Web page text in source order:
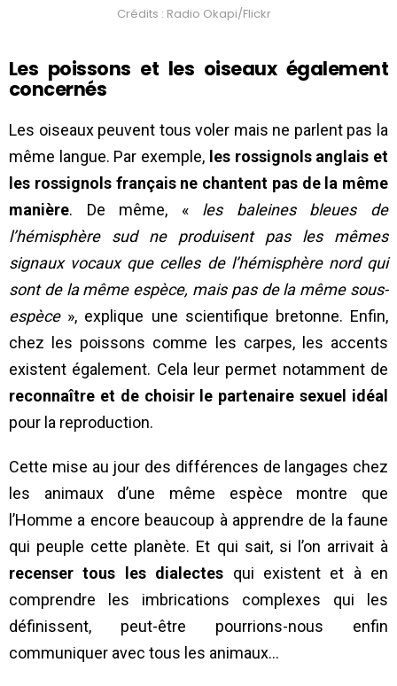
Crédits : Radio Okapi/Flickr
Les poissons et les oiseaux également
concernés
Les oiseaux peuvent tous voler mais ne parlent pas la
même langue. Par exemple, les rossignols anglais et
les rossignols français ne chantent pas de la même
manière. De même, « les baleines bleues de
l’hémisphère sud ne produisent pas les mêmes
signaux vocaux que celles de l’hémisphère nord qui
sont de la même espèce, mais pas de la même sous-
espèce», explique une scientifique bretonne. Enfin,
chez les poissons comme les carpes, les accents
existent également. Cela leur permet notamment de
reconnaître et de choisir le partenaire sexuel idéal
pour la reproduction.
Cette mise au jour des différences de langages chez
les animaux d’une même espèce montre que
l’Homme a encore beaucoup à apprendre de la faune
qui peuple cette planète. Et qui sait, si l’on arrivait à
recenser tous les dialectes qui existent et à en
comprendre les imbrications complexes qui les
définissent, peut-être pourrions-nous enfin
communiquer avec tous les animaux…